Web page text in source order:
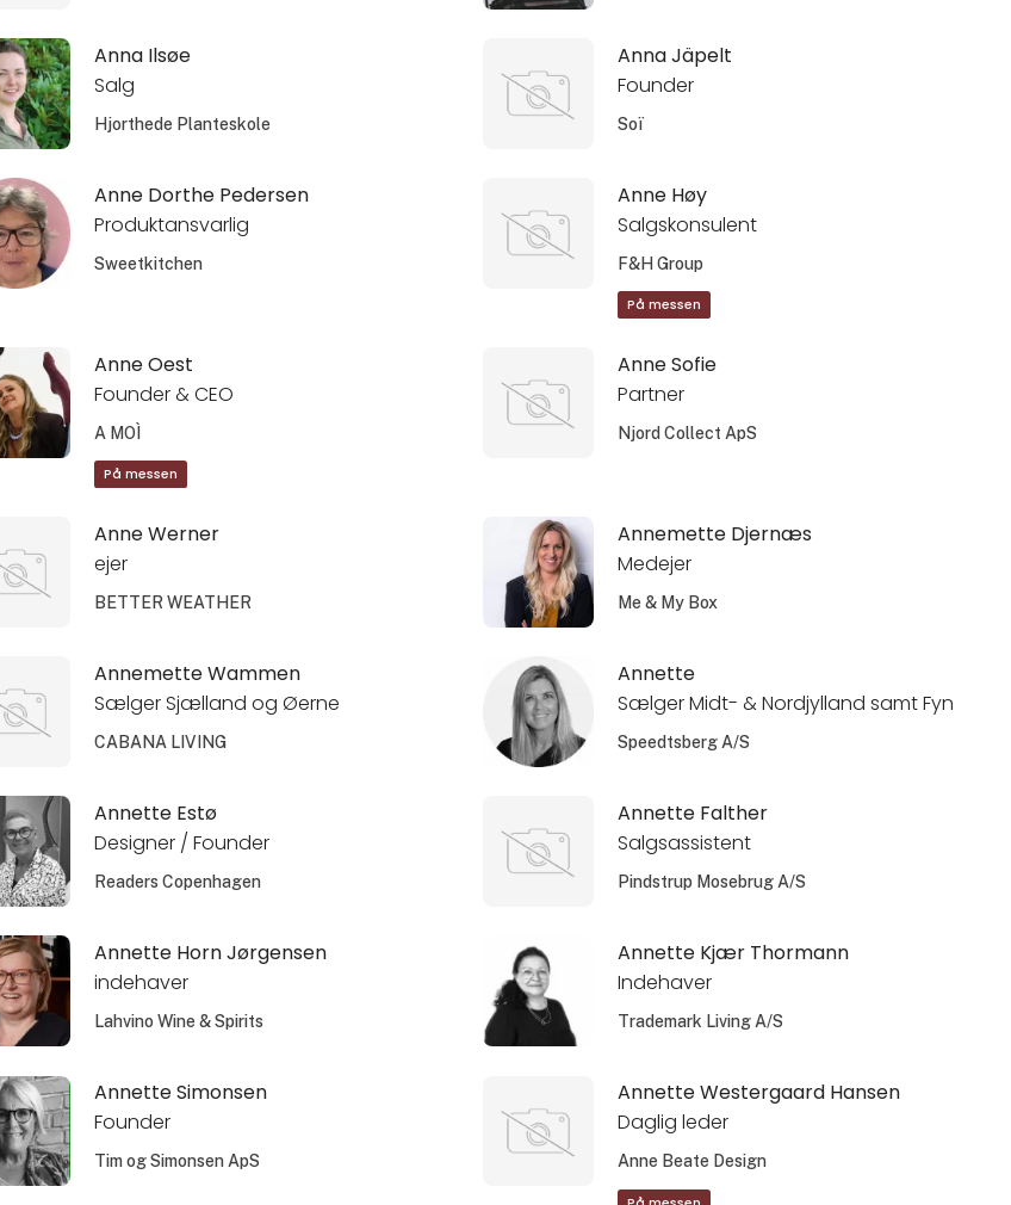
Anna Ilsøe
Salg
Hjorthede Planteskole
Anna Jäpelt
Founder
Soï
Anne Dorthe Pedersen
Produktansvarlig
Sweetkitchen
Anne Høy
Salgskonsulent
F&H Group
På messen
Anne Oest
Founder & CEO
A MOÌ
På messen
Anne Sofie
Partner
Njord Collect ApS
Anne Werner
ejer
BETTER WEATHER
Annemette Djernæs
Medejer
Me & My Box
Annemette Wammen
Sælger Sjælland og Øerne
CABANA LIVING
Annette
Sælger Midt- & Nordjylland samt Fyn
Speedtsberg A/S
Annette Estø
Designer / Founder
Readers Copenhagen
Annette Falther
Salgsassistent
Pindstrup Mosebrug A/S
Annette Horn Jørgensen
indehaver
Lahvino Wine & Spirits
Annette Kjær Thormann
Indehaver
Trademark Living A/S
Annette Simonsen
Founder
Tim og Simonsen ApS
Annette Westergaard Hansen
Daglig leder
Anne Beate Design